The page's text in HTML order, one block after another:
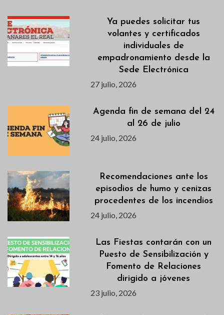
Ya puedes solicitar tus
volantes y certificados
individuales de
empadronamiento desde la
Sede Electrónica
27 julio, 2026
Agenda fin de semana del 24
al 26 de julio
24 julio, 2026
Recomendaciones ante los
episodios de humo y cenizas
procedentes de los incendios
24 julio, 2026
Las Fiestas contarán con un
Puesto de Sensibilización y
Fomento de Relaciones
dirigido a jóvenes
23 julio, 2026